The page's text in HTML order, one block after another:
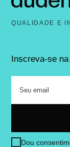
QUALIDADE E
Inscreva-se
Dou